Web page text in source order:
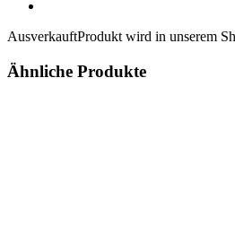
AusverkauftProdukt wird in unserem
Ähnliche Produkte